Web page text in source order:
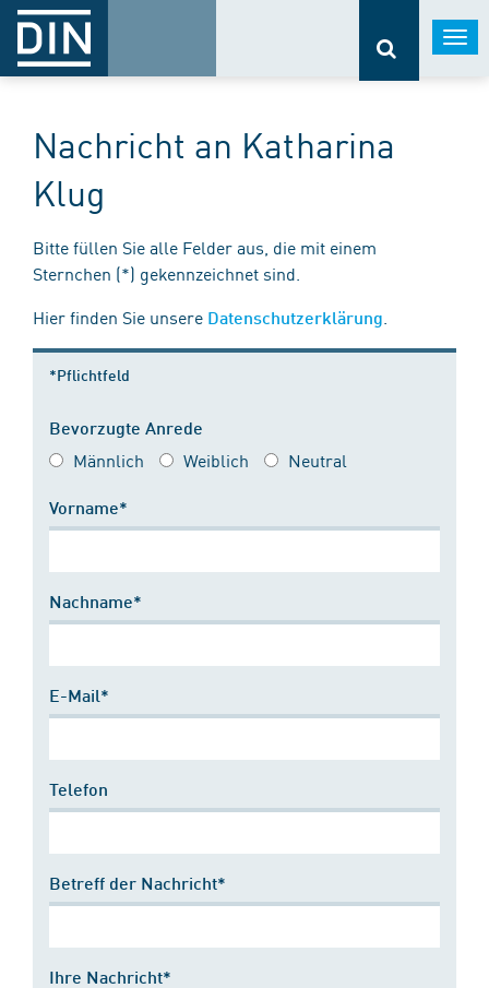
Nachricht an Katharina
Klug
Bitte füllen Sie alle Felder aus, die mit einem
Sternchen (*) gekennzeichnet sind.
Hier finden Sie unsere Datenschutzerklärung
*Pflichtfeld
Bevorzugte Anrede
Männlich Weiblich Neutral
Vorname*
Nachname*
E-Mail*
Telefon
Betreff der Nachricht*
Ihre Nachricht*